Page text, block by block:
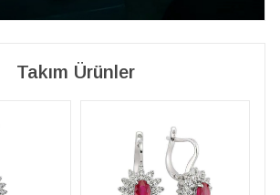
Takım Ürünler